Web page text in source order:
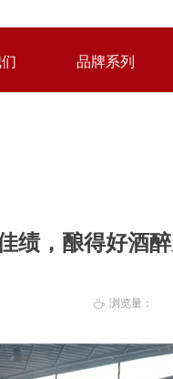
品牌系列
绩，酿得好酒
ꄘ 浏览量：